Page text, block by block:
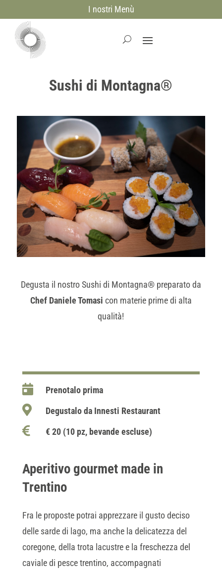
I nostri Menù
Sushi di Montagna®
Degusta il nostro Sushi di Montagna® preparato da
Chef Daniele Tomasi con materie prime di alta
qualità!
 Prenotalo prima
 Degustalo da Innesti Restaurant
 € 20 (10 pz, bevande escluse)
Aperitivo gourmet made in
Trentino
Fra le proposte potrai apprezzare il gusto deciso
delle sarde di lago, ma anche la delicatezza del
coregone, della trota lacustre e la freschezza del
caviale di pesce trentino, accompagnati